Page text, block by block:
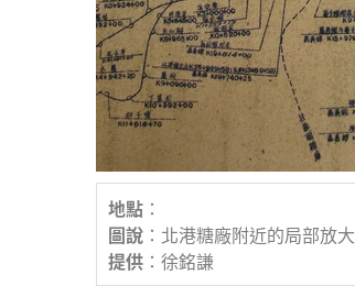
地點 ：
圖說 ：北港糖廠附近的局部放大
提供 ：徐銘謙